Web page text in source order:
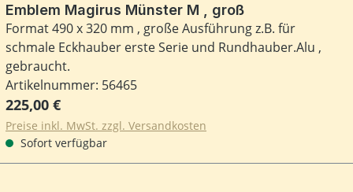
Emblem Magirus Münster M , groß
Format 490 x 320 mm , große Ausführung z.B. für
schmale Eckhauber erste Serie und Rundhauber.Alu ,
gebraucht.
Artikelnummer: 56465
Regulärer Preis:
225,00 €
Preise inkl. MwSt. zzgl. Versandkosten
Sofort verfügbar